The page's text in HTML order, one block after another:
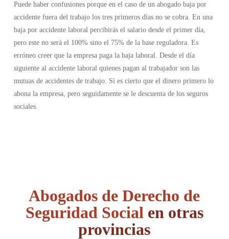
Puede haber confusiones porque en el caso de un abogado baja por
accidente fuera del trabajo los tres primeros días no se cobra. En una
baja por accidente laboral percibirás el salario desde el primer día,
pero este no será el 100% sino el 75% de la base reguladora. Es
erróneo creer que la empresa paga la baja laboral. Desde el día
siguiente al accidente laboral quienes pagan al trabajador son las
mutuas de accidentes de trabajo. Sí es cierto que el dinero primero lo
abona la empresa, pero seguidamente se le descuenta de los seguros
sociales.
Abogados de Derecho de
Seguridad Social en otras
provincias